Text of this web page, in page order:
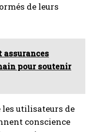
de leurs
assurances
pour soutenir
les utilisateurs de
conscience